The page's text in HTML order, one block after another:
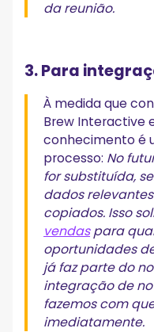
da reunião.
3. Para
À medida que
Brew Interactive
conhecimento é
processo: No
for substituída,
dados
copiados. Isso
vendaspara
oportunidades
já faz parte do
integração de
fazemos com
imediatamente.